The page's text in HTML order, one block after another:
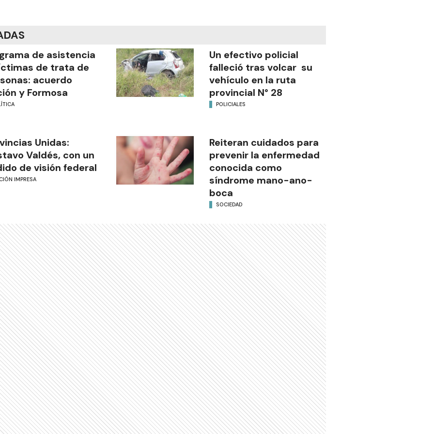
de asistencia
de trata de
acuerdo
y Formosa
Un efectivo policial
falleció tras volcar su
vehículo en la ruta
provincial N° 28
POLICIALES
Unidas:
Valdés, con un
de visión federal
IMPRESA
Reiteran cuidados para
prevenir la enfermedad
conocida como
síndrome mano-ano-
boca
SOCIEDAD